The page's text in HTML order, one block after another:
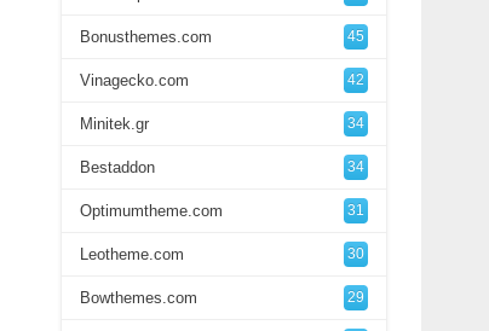
Bonusthemes.com 45
Vinagecko.com 42
Minitek.gr 34
Bestaddon 34
Optimumtheme.com 31
Leotheme.com 30
Bowthemes.com 29